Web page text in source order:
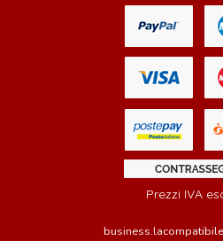
Prezzi IVA